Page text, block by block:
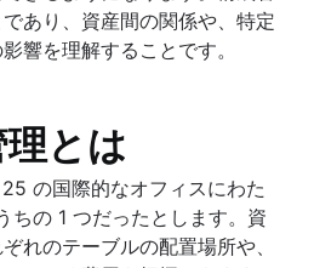
開の違い
理状況 2020
理状況 2021
Software
Software
ク ソフトウェア
ス センター
改善
ス
供モデル
ン依存関係マッピング
ラクチャ
あり、資産間の関係や、特定
響を理解することです。
とは
の国際的なオフィスにわた
ちの 1 つだったとします。資
れのテーブルの配置場所や、